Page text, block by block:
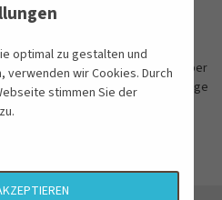
optimal zu gestalten und
wir Cookies. Durch
stimmen Sie der
eine Plattform zur Online-
hier finden:
odr. Verbraucher haben die
Beilegung von Streitigkeiten über
Dienstleistungsverträge